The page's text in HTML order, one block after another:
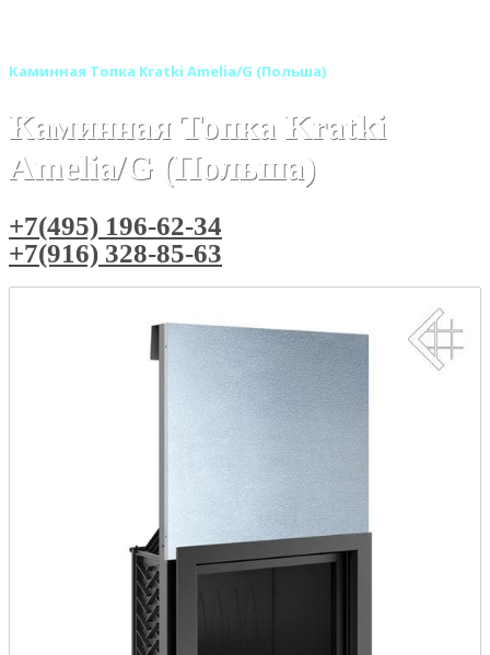
Каминная Топка Kratki Amelia/G (Польша)
Каминная Топка Kratki
Amelia/G (Польша)
+7(495) 196-62-34
+7(916) 328-85-63